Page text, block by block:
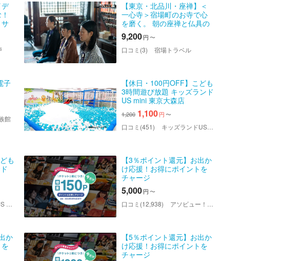
デ
【東京・北品川・座禅】＜
一心寺＞宿場町のお寺で心
を磨く。 朝の座禅と仏具の
御磨き体験。初めての方も
大歓迎！
9,200円 〜
口コミ(3) 宿場トラベル
子
館
【休日・100円OFF】こども
3時間遊び放題 キッズランド
US mini 東京大森店
1,200 1,100円 〜
口コミ(451) キッズランドUS mini 東京大森店
も
店
【3％ポイント還元】お出か
け応援！お得にポイントを
チャージ
5,000円 〜
口コミ(12,938) アソビュー！ポイント
か
【5％ポイント還元】お出か
け応援！お得にポイントを
チャージ